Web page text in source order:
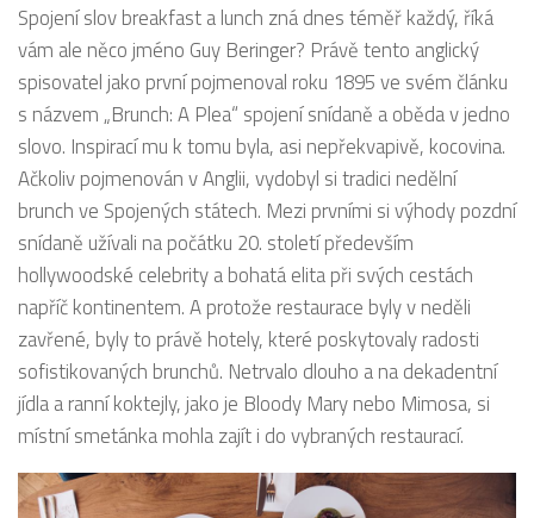
Spojení slov breakfast a lunch zná dnes téměř každý, říká
vám ale něco jméno Guy Beringer? Právě tento anglický
spisovatel jako první pojmenoval roku 1895 ve svém článku
s názvem „Brunch: A Plea“ spojení snídaně a oběda v jedno
slovo. Inspirací mu k tomu byla, asi nepřekvapivě, kocovina.
Ačkoliv pojmenován v Anglii, vydobyl si tradici nedělní
brunch ve Spojených státech. Mezi prvními si výhody pozdní
snídaně užívali na počátku 20. století především
hollywoodské celebrity a bohatá elita při svých cestách
napříč kontinentem. A protože restaurace byly v neděli
zavřené, byly to právě hotely, které poskytovaly radosti
sofistikovaných brunchů. Netrvalo dlouho a na dekadentní
jídla a ranní koktejly, jako je Bloody Mary nebo Mimosa, si
místní smetánka mohla zajít i do vybraných restaurací.